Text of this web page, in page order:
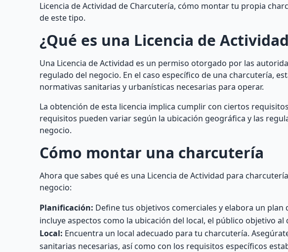
Licencia de Actividad de Charcutería, cómo montar tu propia
de este tipo.
¿Qué es una Licencia de
Una Licencia de Actividad es un permiso otorgado por las
regulado del negocio. En el caso específico de una charcutería,
normativas sanitarias y urbanísticas necesarias para operar.
La obtención de esta licencia implica cumplir con ciertos
requisitos pueden variar según la ubicación geográfica y las
negocio.
Cómo montar una charcutería
Ahora que sabes qué es una Licencia de Actividad para
negocio:
Planificación: Define tus objetivos comerciales y elabora un
incluye aspectos como la ubicación del local, el público objetivo
Local: Encuentra un local adecuado para tu charcutería.
sanitarias necesarias, así como con los requisitos específicos